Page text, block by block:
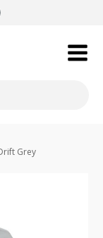
Grey